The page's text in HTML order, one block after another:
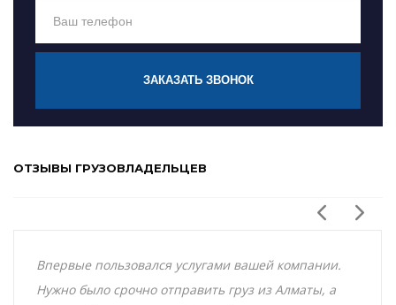
ЗАКАЗАТЬ ЗВОНОК
ОТЗЫВЫ ГРУЗОВЛАДЕЛЬЦЕВ
Впервые пользовался услугами вашей компании.
Нужно было срочно отправить груз из Алматы, а